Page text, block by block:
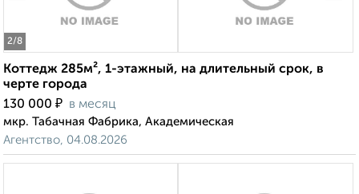
2/8
Коттедж 285м², 1-этажный, на длительный срок, в
черте города
130 000 ₽ в месяц
мкр. Табачная Фабрика, Академическая
Агентство, 04.08.2026